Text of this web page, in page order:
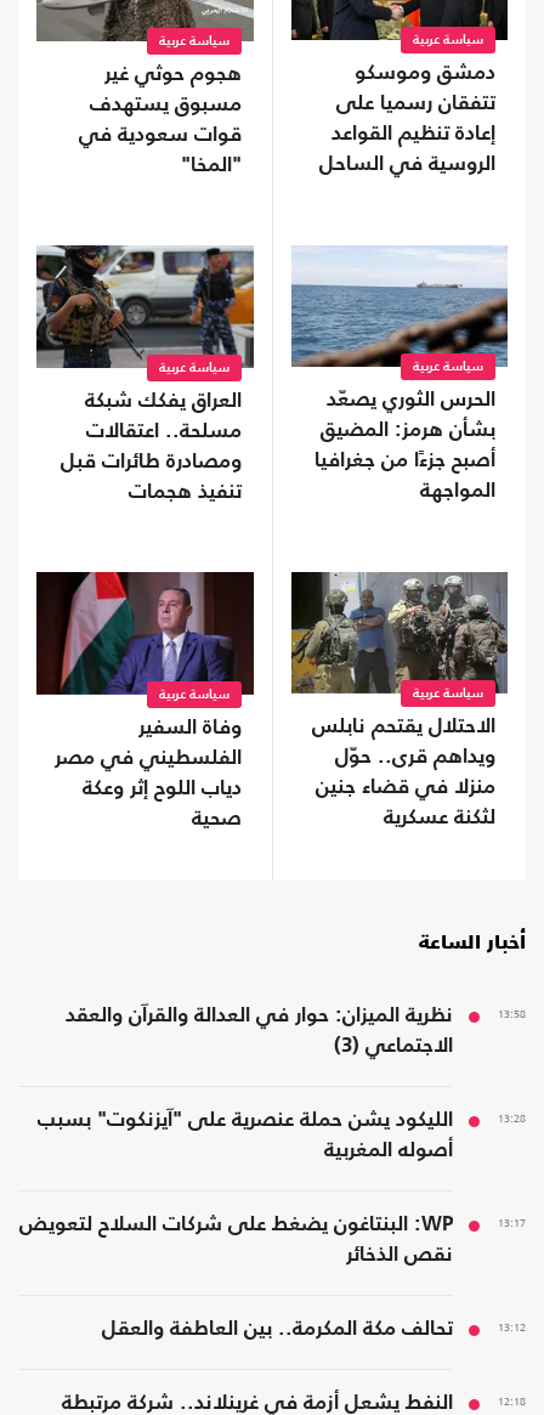
سياسة عربية
دمشق وموسكو
تتفقان رسميا على
إعادة تنظيم القواعد
الروسية في الساحل
سياسة عربية
هجوم حوثي غير
مسبوق يستهدف
قوات سعودية في
"المخا"
سياسة عربية
الحرس الثوري يصعّد
بشأن هرمز: المضيق
أصبح جزءًا من جغرافيا
المواجهة
سياسة عربية
العراق يفكك شبكة
مسلحة.. اعتقالات
ومصادرة طائرات قبل
تنفيذ هجمات
سياسة عربية
الاحتلال يقتحم نابلس
ويداهم قرى.. حوّل
منزلا في قضاء جنين
لثكنة عسكرية
سياسة عربية
وفاة السفير
الفلسطيني في مصر
دياب اللوح إثر وعكة
صحية
أخبار الساعة
13:58
نظرية الميزان: حوار في العدالة والقرآن والعقد
الاجتماعي (3)
13:28
الليكود يشن حملة عنصرية على "آيزنكوت" بسبب
أصوله المغربية
13:17
WP: البنتاغون يضغط على شركات السلاح لتعويض
نقص الذخائر
13:12 تحالف مكة المكرمة.. بين العاطفة والعقل
12:18
النفط يشعل أزمة في غرينلاند.. شركة مرتبطة